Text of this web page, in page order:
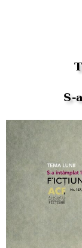
S-